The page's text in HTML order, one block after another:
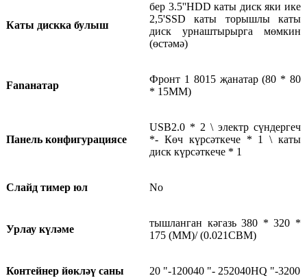
Каты дискка булыш
бер 3.5''HDD каты диск яки ике
2,5'SSD каты торышлы каты
диск урнаштырырга мөмкин
(өстәмә)
Fanанатар
Фронт 1 8015 җанатар (80 * 80
* 15ММ)
Панель конфигурациясе
USB2.0 * 2 \ электр сүндергеч
*- Көч күрсәткече * 1 \ каты
диск күрсәткече * 1
Слайд тимер юл No
Урлау күләме
тышланган кәгазь 380 * 320 *
175 (ММ)/(0.021CBM)
Контейнер йөкләү саны 20 "-120040 "- 252040HQ "-3200